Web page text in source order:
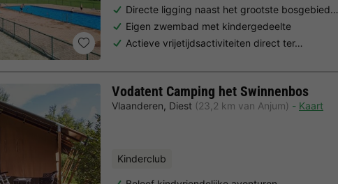
Directe ligging naast het grootste bosgebied…
Eigen zwembad met kindergedeelte
Actieve vrijetijdsactiviteiten direct ter…
Vodatent Camping het Swinnenbos
Vlaanderen, Diest (23,2 km van Anjum) Kaart
Kinderclub